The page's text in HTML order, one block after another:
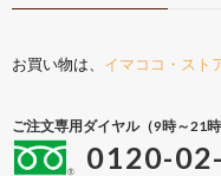
お買い物は、 イマココ・スト
ご注文専用ダイヤル（9時～21
0120-